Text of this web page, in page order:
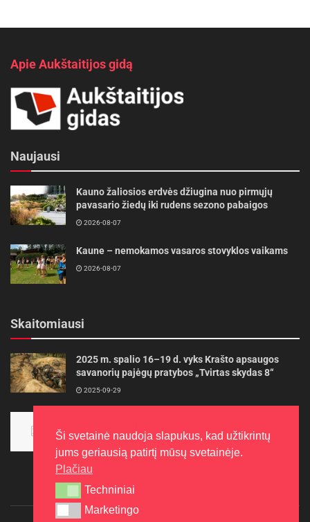
Apie Aukštaitijos gidą
Naujausi
Kauno žaliosios erdvės džiugina nuo pirmųjų
pavasario žiedų iki rudens sezono pabaigos
2026-08-07
Kaune – nemokamos vasaros stovyklos vaikams
2026-08-07
Skaitomiausi
2025 m. spalio 16–19 d. vyks Krašto apsaugos
savanorių pajėgų pratybos „Tvirtas skydas 8“
2025-09-29
aukso
2015-10-30
Ši svetainė naudoja slapukus, kad užtikrintų
jums geriausią patirtį mūsų svetainėje.
Plačiau
Techniniai
Techniniai
Marketingo
Marketingo